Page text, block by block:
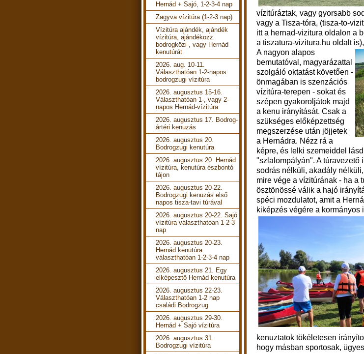
vízitúráztak, vagy gyorsabb
vagy a Tisza-tóra, (tisza-to-
itt a hernad-vizitura oldalon a
a tiszatura-vizitura.hu oldalt
A nagyon alapos
bemutatóval, magyarázattal
szolgáló oktatást követően -
önmagában is szenzációs
vízitúra-terepen - sokat és
szépen gyakoroljátok majd
a kenu irányítását. Csak a
szükséges előképzettség
megszerzése után jöjjetek
a Hernádra. Nézz rá a
képre, és lelki szemeiddel
"szlalompályán". A túravezető
sodrás nélküli, akadály
mire vége a vízitúrának - ha a
ösztönössé válik a hajó
spéci mozdulatot, amit a
kiképzés végére a
kenuztatok tökéletesen
hogy másban sportosak,
Hernád + Sajó, 1-2-3-4 nap
Zagyva vízitúra (1-2-3 nap)
Vízitúra ajándék, ajándék
vízitúra, ajándékozz
bodrogközi-, vagy Hernád
kenutúrát
2026. aug. 10-11.
Választhatóan 1-2-napos
bodrogzugi vízitúra
2026. augusztus 15-16.
Választhatóan 1-, vagy 2-
napos Hernád-vízitúra
2026. augusztus 17. Bodrog-
ártéri kenuzás
2026. augusztus 20.
Bodrogzugi kenutúra
2026. augusztus 20. Hernád
vízitúra, kenutúra észbontó
tájon
2026. augusztus 20-22.
Bodrogzugi kenuzás első
napos tisza-tavi túrával
2026. augusztus 20-22. Sajó
vízitúra választhatóan 1-2-3
nap
2026. augusztus 20-23.
Hernád kenutúra
választhatóan 1-2-3-4 nap
2026. augusztus 21. Egy
elképesztő Hernád kenutúra
2026. augusztus 22-23.
Választhatóan 1-2 nap
családi Bodrogzug
2026. augusztus 29-30.
Hernád + Sajó vízitúra
2026. augusztus 31.
Bodrogzugi vízitúra